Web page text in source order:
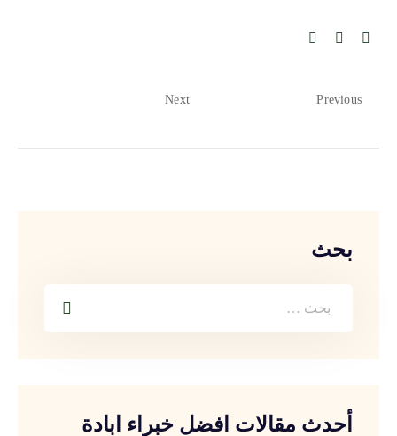
Previous
Next
بحث
أحدث مقالات افضل خبراء ابادة